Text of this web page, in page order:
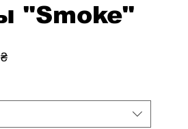
"Smoke"
За